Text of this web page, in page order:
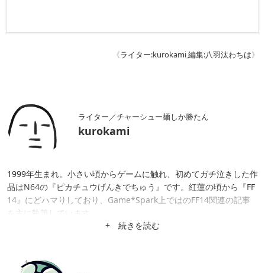
《ライター:kurokami,編集:八羽汰わちは》
ライター／チャーシュー麺しか勝たん
kurokami
1999年生まれ。小さい頃からゲームに触れ、初めてガチ泣きした作
品はN64の『ピカチュウげんきでちゅう』です。紅蓮の頃から『FF
14』にどハマりしており、Game*Spark上ではのFF14関連の記事
を主に執筆しています。
+ 続きを読む